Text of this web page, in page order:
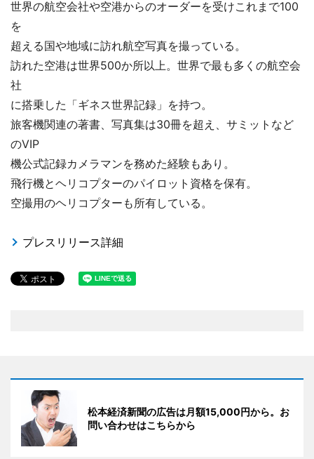
世界の航空会社や空港からのオーダーを受けこれまで100
を
超える国や地域に訪れ航空写真を撮っている。
訪れた空港は世界500か所以上。世界で最も多くの航空会
社
に搭乗した「ギネス世界記録」を持つ。
旅客機関連の著書、写真集は30冊を超え、サミットなど
のVIP
機公式記録カメラマンを務めた経験もあり。
飛行機とヘリコプターのパイロット資格を保有。
空撮用のヘリコプターも所有している。
プレスリリース詳細
松本経済新聞の広告は月額15,000円から。お
問い合わせはこちらから